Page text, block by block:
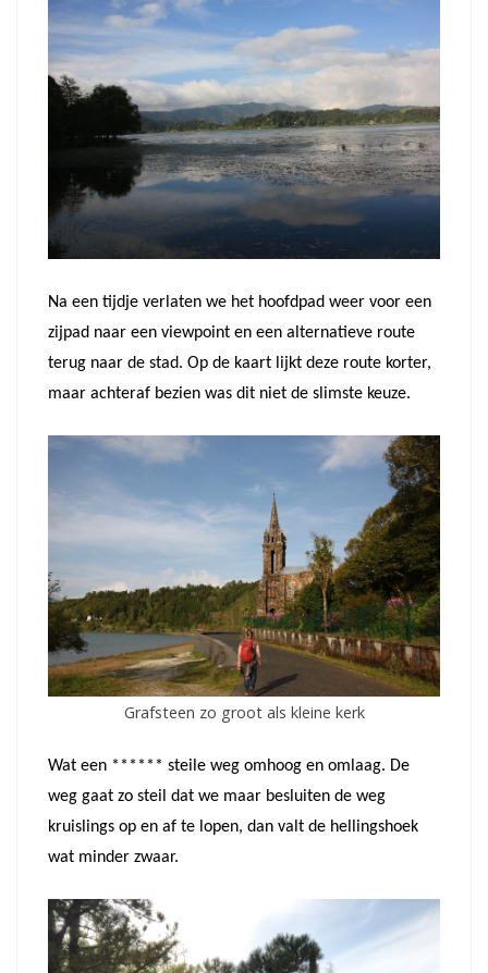
Na een tijdje verlaten we het hoofdpad weer voor een
zijpad naar een viewpoint en een alternatieve route
terug naar de stad. Op de kaart lijkt deze route korter,
maar achteraf bezien was dit niet de slimste keuze.
Grafsteen zo groot als kleine kerk
Wat een ****** steile weg omhoog en omlaag. De
weg gaat zo steil dat we maar besluiten de weg
kruislings op en af te lopen, dan valt de hellingshoek
wat minder zwaar.